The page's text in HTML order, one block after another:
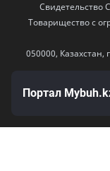
Свидетельство
Товарищество с
050000,
Портал